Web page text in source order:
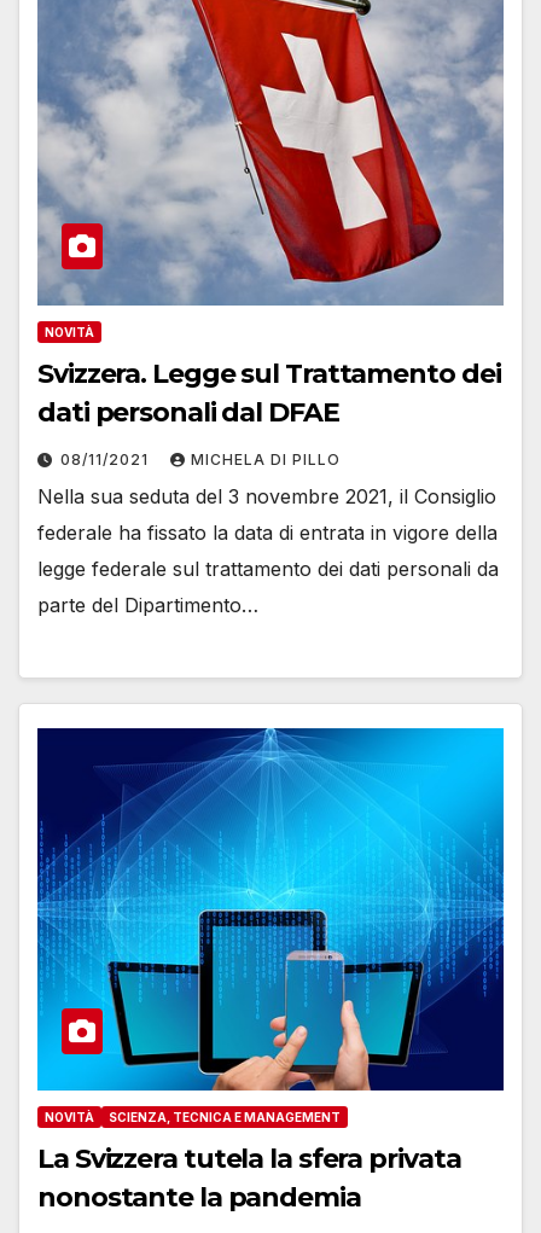
NOVITÀ
Svizzera. Legge sul Trattamento dei
dati personali dal DFAE
08/11/2021 MICHELA DI PILLO
Nella sua seduta del 3 novembre 2021, il Consiglio
federale ha fissato la data di entrata in vigore della
legge federale sul trattamento dei dati personali da
parte del Dipartimento…
NOVITÀ SCIENZA, TECNICA E MANAGEMENT
La Svizzera tutela la sfera privata
nonostante la pandemia